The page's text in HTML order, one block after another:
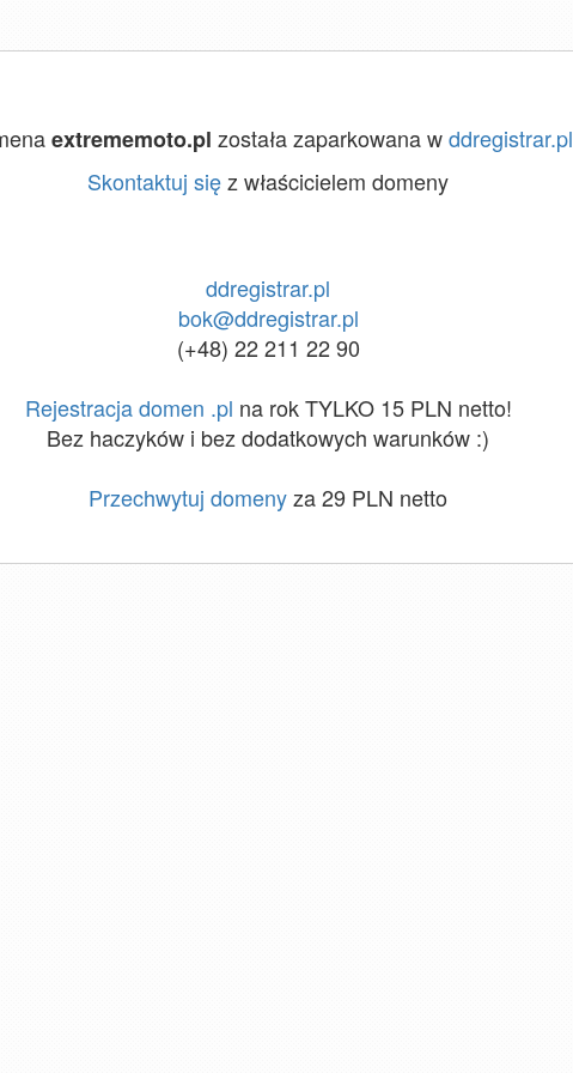
extrememoto.pl została zaparkowana wddregistrar.pl
Skontaktuj sięz właścicielem domeny
ddregistrar.pl
bok@ddregistrar.pl
(+48) 22 211 22 90
Rejestracja domen .pl na rok TYLKO 15 PLN netto!
Bez haczyków i bez dodatkowych warunków :)
Przechwytuj domenyza 29 PLN netto